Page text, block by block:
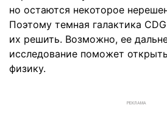
но остаются некоторое
Поэтому темная галактика
их решить. Возможно, ее
исследование поможет
физику.
РЕКЛАМА